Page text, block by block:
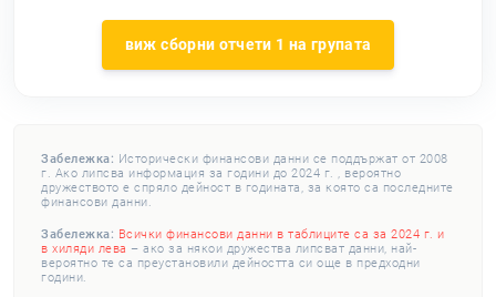
виж сборни отчети 1 на групата
Забележка: Исторически финансови данни се поддържат от 2008
г. Ако липсва информация за години до 2024 г. , вероятно
дружеството е спряло дейност в годината, за която са последните
финансови данни.
Забележка: Всички финансови данни в таблиците са за 2024 г. и
в хиляди лева – ако за някои дружества липсват данни, най-
вероятно те са преустановили дейността си още в предходни
години.